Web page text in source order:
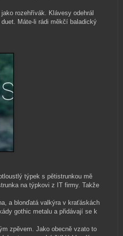
rozehřívák. Klávesy odehrál
Máte-li rádi měkčí baladický
týpek s pětistrunkou mě
na týpkovi z IT firmy. Takže
a blonďatá valkýra v kraťáskách
gothic metalu a přidávají se k
zpěvem. Jako obecně vzato to